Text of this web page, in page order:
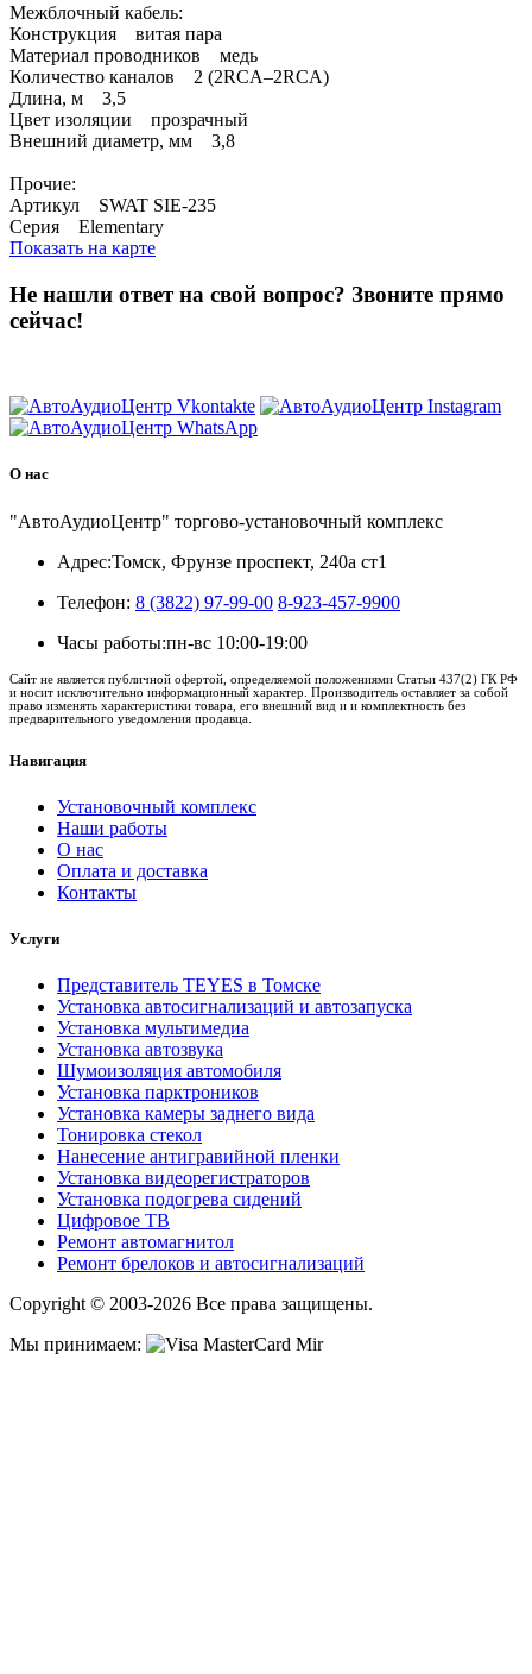
Межблочный кабель:
Конструкция витая пара
Материал проводников медь
Количество каналов 2 (2RCA–2RCA)
Длина, м 3,5
Цвет изоляции прозрачный
Внешний диаметр, мм 3,8
Прочие:
Артикул SWAT SIE-235
Серия Elementary
Показать на карте
Не нашли ответ на свой вопрос? Звоните прямо
сейчас!
О нас
"АвтоАудиоЦентр" торгово-установочный комплекс
Адрес:Томск, Фрунзе проспект, 240а ст1
Телефон: 8 (3822) 97-99-00 8-923-457-9900
Часы работы:пн-вс 10:00-19:00
Сайт не является публичной офертой, определяемой положениями Статьи 437(2) ГК РФ
и носит исключительно информационный характер. Производитель оставляет за собой
право изменять характеристики товара, его внешний вид и и комплектность без
предварительного уведомления продавца.
Навигация
Установочный комплекс
Наши работы
О нас
Оплата и доставка
Контакты
Услуги
Представитель TEYES в Томске
Установка автосигнализаций и автозапуска
Установка мультимедиа
Установка автозвука
Шумоизоляция автомобиля
Установка парктроников
Установка камеры заднего вида
Тонировка стекол
Нанесение антигравийной пленки
Установка видеорегистраторов
Установка подогрева сидений
Цифровое ТВ
Ремонт автомагнитол
Ремонт брелоков и автосигнализаций
Copyright © 2003-2026 Все права защищены.
Мы принимаем: